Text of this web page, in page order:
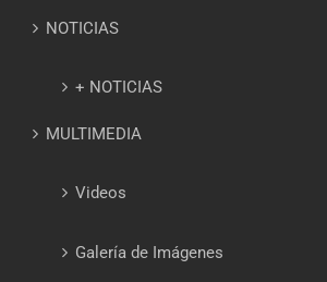
NOTICIAS
+ NOTICIAS
MULTIMEDIA
Videos
Galería de Imágenes